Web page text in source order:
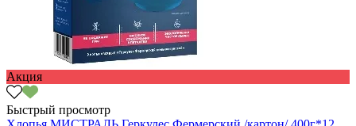
Акция
Быстрый просмотр